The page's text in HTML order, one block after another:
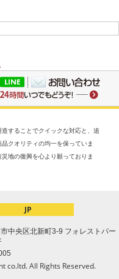
することでクイックな対応と、追
クオリティの均一を保っていま
地の復興を心より願っておりま
JP
中央区北新町3-9 フォレストパー
co.ltd. All Rights Reserved.